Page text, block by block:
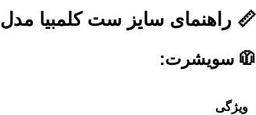
📏 راهنمای سایز ست کلمبیا مدل T600 (سایز 3XL)
🧥 سویشرت:
ویژگی